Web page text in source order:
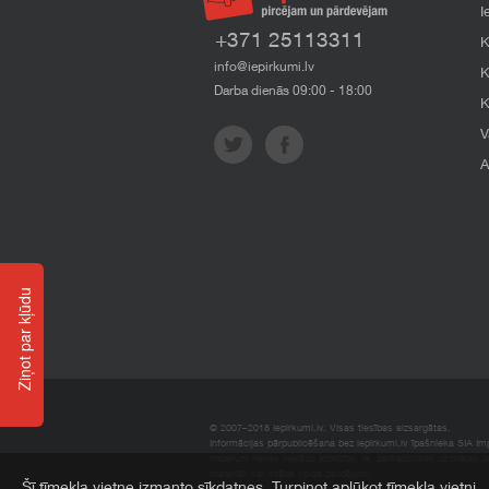
+371 25113311
info@iepirkumi.lv
Darba dienās 09:00 - 18:00
© 2007–2018 Iepirkumi.lv. Visas tiesības aizsargātas.
Informācijas pārpublicēšana bez iepirkumi.lv īpašnieka SIA
Ziņot par kļūdu